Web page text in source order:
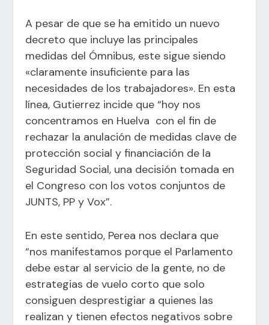
A pesar de que se ha emitido un nuevo
decreto que incluye las principales
medidas del Ómnibus, este sigue siendo
«claramente insuficiente para las
necesidades de los trabajadores». En esta
línea, Gutierrez incide que “hoy nos
concentramos en Huelva con el fin de
rechazar la anulación de medidas clave de
protección social y financiación de la
Seguridad Social, una decisión tomada en
el Congreso con los votos conjuntos de
JUNTS, PP y Vox”.
En este sentido, Perea nos declara que
“nos manifestamos porque el Parlamento
debe estar al servicio de la gente, no de
estrategias de vuelo corto que solo
consiguen desprestigiar a quienes las
realizan y tienen efectos negativos sobre